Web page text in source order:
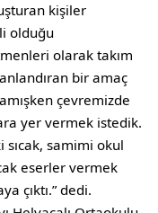
kişiler
olduğu
olarak takım
bir amaç
çevremizde
yer vermek istedik.
samimi okul
eserler vermek
çıktı.” dedi.